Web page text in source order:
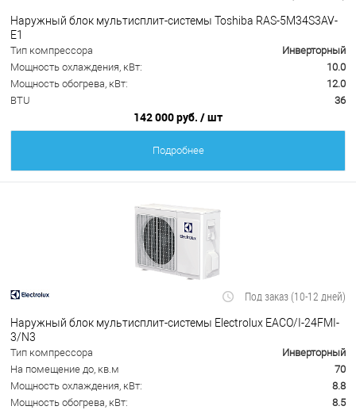
Наружный блок мультисплит-системы Toshiba RAS-5M34S3AV-
E1
Тип компрессора
Инверторный
Мощность охлаждения, кВт:
10.0
Мощность обогрева, кВт:
12.0
BTU
36
142 000 руб. / шт
Подробнее
Под заказ (10-12 дней)
Наружный блок мультисплит-системы Electrolux EACO/I-24FMI-
3/N3
Тип компрессора
Инверторный
На помещение до, кв.м
70
Мощность охлаждения, кВт:
8.8
Мощность обогрева, кВт:
8.5